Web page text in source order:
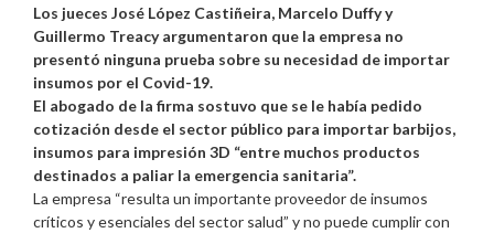
Los jueces José López Castiñeira, Marcelo Duffy y
Guillermo Treacy argumentaron que la empresa no
presentó ninguna prueba sobre su necesidad de importar
insumos por el Covid-19.
El abogado de la firma sostuvo que se le había pedido
cotización desde el sector público para importar barbijos,
insumos para impresión 3D “entre muchos productos
destinados a paliar la emergencia sanitaria”.
La empresa “resulta un importante proveedor de insumos
críticos y esenciales del sector salud” y no puede cumplir con